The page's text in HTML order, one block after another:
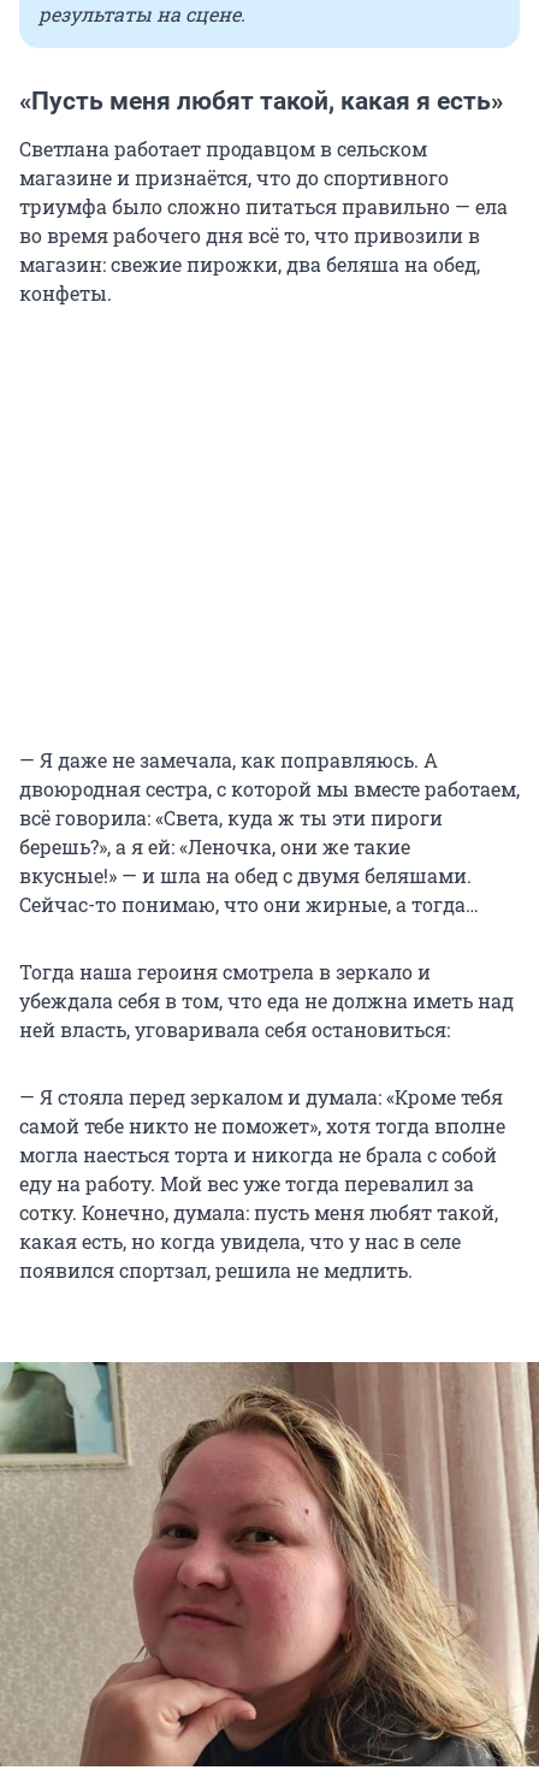
результаты на сцене.
«Пусть меня любят такой, какая я есть»
Светлана работает продавцом в сельском
магазине и признаётся, что до спортивного
триумфа было сложно питаться правильно — ела
во время рабочего дня всё то, что привозили в
магазин: свежие пирожки, два беляша на обед,
конфеты.
— Я даже не замечала, как поправляюсь. А
двоюродная сестра, с которой мы вместе работаем,
всё говорила: «Света, куда ж ты эти пироги
берешь?», а я ей: «Леночка, они же такие
вкусные!» — и шла на обед с двумя беляшами.
Сейчас-то понимаю, что они жирные, а тогда…
Тогда наша героиня смотрела в зеркало и
убеждала себя в том, что еда не должна иметь над
ней власть, уговаривала себя остановиться:
— Я стояла перед зеркалом и думала: «Кроме тебя
самой тебе никто не поможет», хотя тогда вполне
могла наесться торта и никогда не брала с собой
еду на работу. Мой вес уже тогда перевалил за
сотку. Конечно, думала: пусть меня любят такой,
какая есть, но когда увидела, что у нас в селе
появился спортзал, решила не медлить.